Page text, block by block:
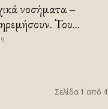
νοσήματα –
Του...
Σελίδα 1 από 4